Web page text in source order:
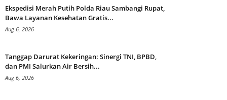
Ekspedisi Merah Putih Polda Riau Sambangi Rupat,
Bawa Layanan Kesehatan Gratis...
Aug 6, 2026
Tanggap Darurat Kekeringan: Sinergi TNI, BPBD,
dan PMI Salurkan Air Bersih...
Aug 6, 2026